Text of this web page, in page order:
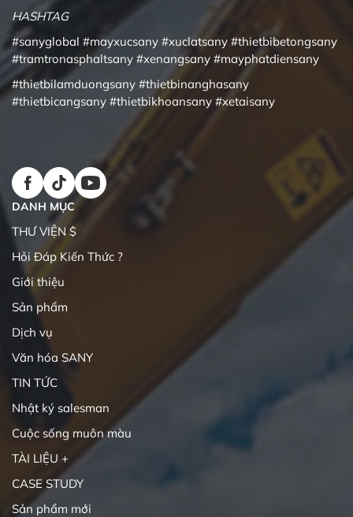
HASHTAG
#sanyglobal #mayxucsany #xuclatsany #thietbibetongsany
#tramtronasphaltsany #xenangsany #mayphatdiensany
#thietbilamduongsany #thietbinanghasany
#thietbicangsany #thietbikhoansany #xetaisany
DANH MỤC
THƯ VIỆN $
Hỏi Đáp Kiến Thức ?
Giới thiệu
Sản phẩm
Dịch vụ
Văn hóa SANY
TIN TỨC
Nhật ký salesman
Cuộc sống muôn màu
TÀI LIỆU +
CASE STUDY
Sản phẩm mới